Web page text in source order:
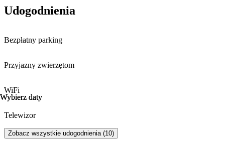
posesji może być stresujący dla świeżych
Wybierz daty
Wybierz daty
Udogodnienia
Bezpłatny parking
Przyjazny zwierzętom
WiFi
Telewizor
Zobacz wszystkie udogodnienia (10)